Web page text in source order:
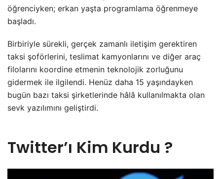
öğrenciyken; erkan yaşta programlama öğrenmeye
başladı.
Birbiriyle sürekli, gerçek zamanlı iletişim gerektiren
taksi şoförlerini, teslimat kamyonlarını ve diğer araç
filolarını koordine etmenin teknolojik zorluğunu
gidermek ile ilgilendi. Henüz daha 15 yaşındayken
bugün bazı taksi şirketlerinde hâlâ kullanılmakta olan
sevk yazılımını geliştirdi.
Twitter’ı Kim Kurdu ?